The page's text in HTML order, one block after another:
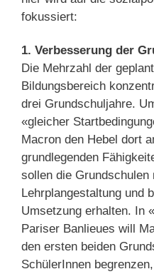
fokussiert:
1. Verbesserung der
Die Mehrzahl der
Bildungsbereich
drei Grundschuljahre.
«gleicher
Macron den Hebel dort
grundlegenden
sollen die
Lehrplangestaltung und
Umsetzung erhalten. In
Pariser Banlieues will
den ersten beiden
SchülerInnen